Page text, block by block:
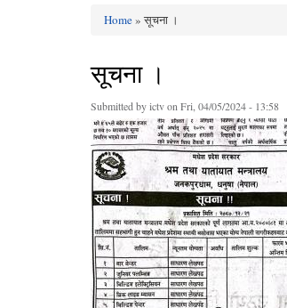
You are here
Home» सूचना ।
सूचना ।
Submitted byictvon Fri, 04/05/2024 - 13:58